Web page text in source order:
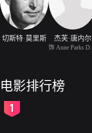
切斯特·莫里斯 杰芙·唐内尔
电影排行榜